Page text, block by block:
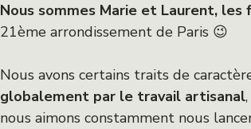
Nous sommes Marie et Laurent, les
21ème arrondissement de Paris 😉
Nous avons certains traits de
globalement par le travail artisanal
nous aimons constamment nous